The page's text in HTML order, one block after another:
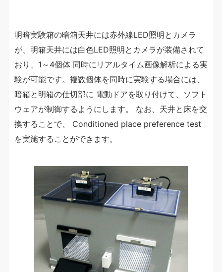
明暗実験箱の暗箱天井には赤外線LED照明とカメラ
が、明箱天井には白色LED照明とカメラが装備されて
おり、1～4個体 同時にリアルタイム画像解析による実
験が可能です。複数個体を同時に実験する場合には、
暗箱と明箱の仕切部に 電動ドアを取り付けて、ソフト
ウェアが制御するようにします。 なお、天井と床を交
換することで、 Conditioned place preference test
を実施することができます。